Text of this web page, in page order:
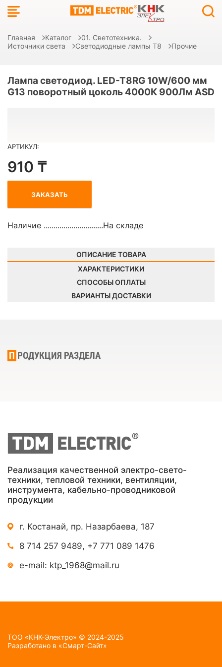
Главная Каталог
01. Светотехника.
Источники света
Светодиодные лампы Т8 Прочие
Лампа светодиод. LED-T8RG 10W/600 мм
G13 поворотный цоколь 4000К 900Лм ASD
АРТИКУЛ:
910 ₸
ЗАКАЗАТЬ
Наличие ..............................На складе
ОПИСАНИЕ ТОВАРА
ХАРАКТЕРИСТИКИ
СПОСОБЫ ОПЛАТЫ
ВАРИАНТЫ ДОСТАВКИ
ПРОДУКЦИЯ РАЗДЕЛА
Реализация качественной электро-свето-
техники, тепловой техники, вентиляции,
инструмента, кабельно-проводниковой
продукции
г. Костанай, пр. Назарбаева, 187
8 714 257 9489, +7 771 089 1476
e-mail: ktp_1968@mail.ru
TOO «КНК-Электро» © 2024-2025
Разработано в «Смарт-Сайт»